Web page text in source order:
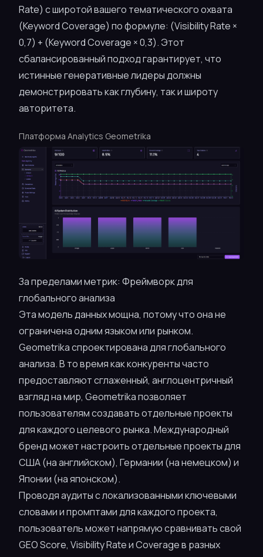
Rate) с широтой вашего тематического охвата
(Keyword Coverage) по формуле: (Visibility Rate ×
0,7) + (Keyword Coverage × 0,3). Этот
сбалансированный подход гарантирует, что
истинные генеративные лидеры должны
демонстрировать как глубину, так и широту
авторитета.
Платформа Analytics Geometrika
За пределами метрик: Фреймворк для
глобального анализа
Эта модель данных мощна, потому что она не
ограничена одним языком или рынком.
Geometrika спроектирована для глобального
анализа. В то время как конкуренты часто
предоставляют сглаженный, англоцентричный
взгляд на мир, Geometrika позволяет
пользователям создавать отдельные проекты
для каждого целевого рынка. Международный
бренд может настроить отдельные проекты для
США (на английском), Германии (на немецком) и
Японии (на японском).
Проводя аудиты с локализованными ключевыми
словами и промптами для каждого проекта,
пользователь может напрямую сравнивать свой
GEO Score, Visibility Rate и Coverage в разных